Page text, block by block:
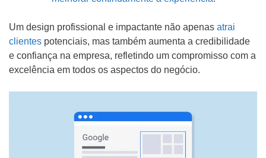
Um design profissional e impactante não apenas atrai
clientes potenciais, mas também aumenta a credibilidade
e confiança na empresa, refletindo um compromisso com a
excelência em todos os aspectos do negócio.